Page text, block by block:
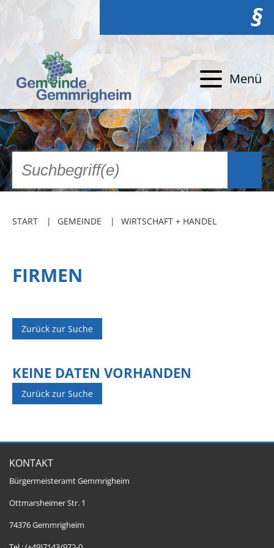
§
Menü
START GEMEINDE WIRTSCHAFT + HANDEL
FIRMEN
Zurück zur Suche
KEINE DATEN VORHANDEN
Zurück zur Suche
KONTAKT
Bürgermeisteramt Gemmrigheim
Ottmarsheimer Str. 1
74376 Gemmrigheim